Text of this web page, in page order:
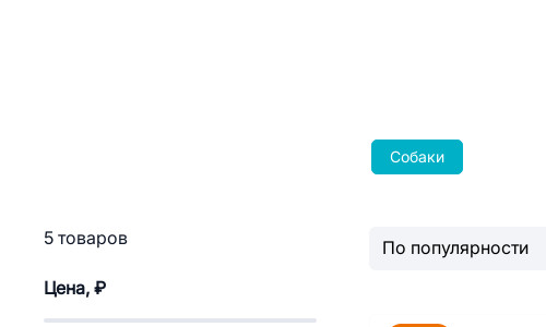
Собаки
5 товаров
Цена, ₽